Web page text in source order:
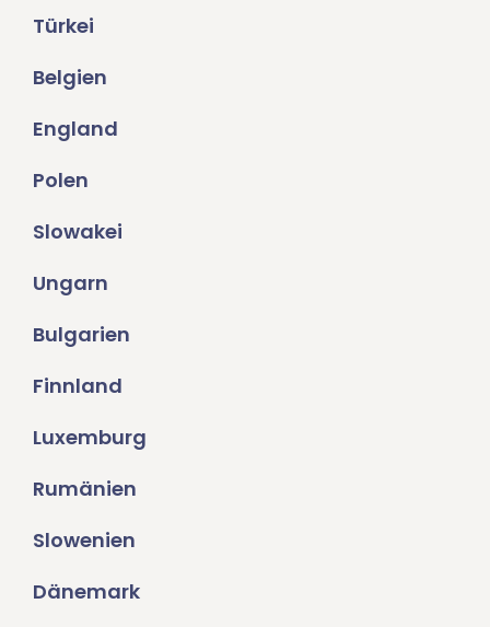
Türkei
Belgien
England
Polen
Slowakei
Ungarn
Bulgarien
Finnland
Luxemburg
Rumänien
Slowenien
Dänemark